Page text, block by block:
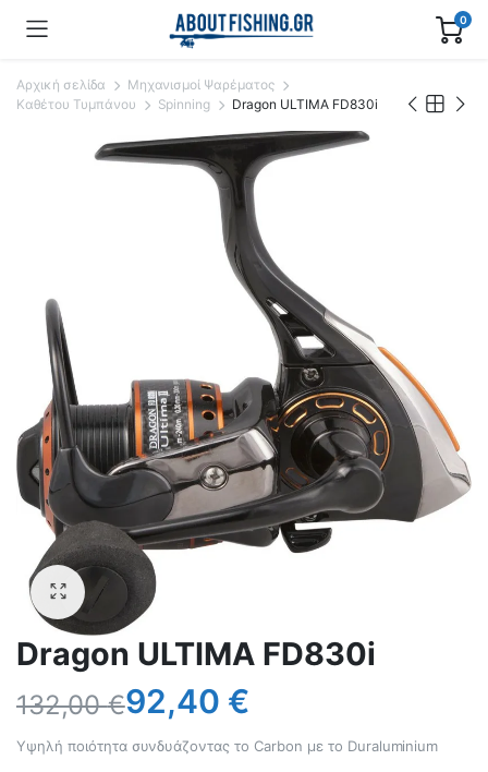
0
Αρχική σελίδα
Μηχανισμοί Ψαρέματος
Καθέτου Τυμπάνου
Spinning Dragon ULTIMA FD830i
Dragon ULTIMA FD830i
132,00€92,40 €
Υψηλή ποιότητα συνδυάζοντας το Carbon με το Duraluminium